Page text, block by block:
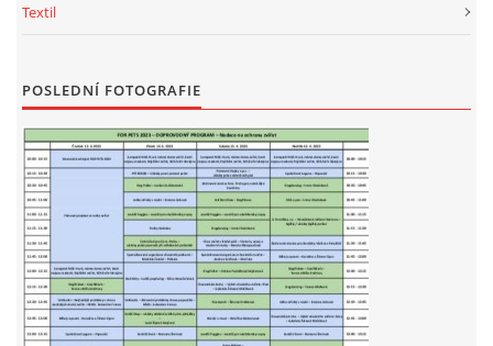
Textil
POSLEDNÍ FOTOGRAFIE